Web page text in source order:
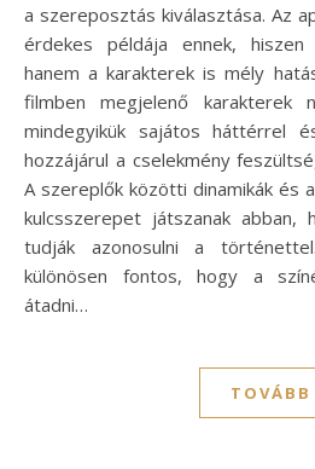
a szereposztás kiválasztása. Az
érdekes példája ennek,
hanem a karakterek is mély
filmben megjelenő karakterek
mindegyikük sajátos háttérrel
hozzájárul a cselekmény
A szereplők közötti dinamikák és
kulcsszerepet játszanak abban,
tudják azonosulni a
különösen fontos, hogy a
átadni…
TOVÁBB